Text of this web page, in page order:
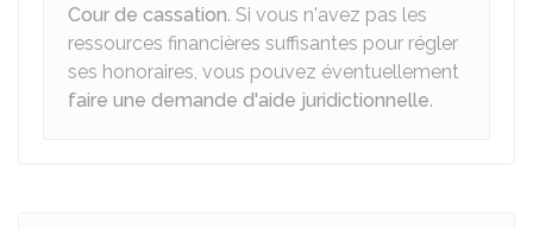
Cour de cassation. Si vous n'avez pas les
ressources financières suffisantes pour régler
ses honoraires, vous pouvez éventuellement
faire une demande d'aide juridictionnelle.